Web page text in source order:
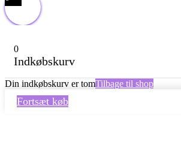
0
Indkøbskurv
Din indkøbskurv er tomTilbage til shop
Fortsæt køb